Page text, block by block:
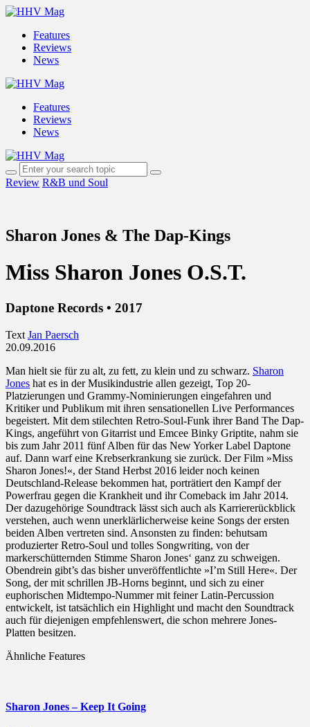
Features
Reviews
News
Features
Reviews
News
Review R&B und Soul
Sharon Jones & The Dap-Kings
Miss Sharon Jones O.S.T.
Daptone Records • 2017
Text Jan Paersch
20.09.2016
Man hielt sie für zu alt, zu fett, zu klein und zu schwarz. Sharon
Jones hat es in der Musikindustrie allen gezeigt, Top 20-
Platzierungen und Grammy-Nominierungen eingefahren und
Kritiker und Publikum mit ihren sensationellen Live Performances
begeistert. Mit dem stilechten Retro-Soul-Funk ihrer Band The Dap-
Kings, angeführt von Gitarrist und Emcee Binky Griptite, nahm sie
bis zum Jahr 2011 fünf Alben für das New Yorker Label Daptone
auf. Dann warf eine Krebserkrankung sie zurück. Der Film »Miss
Sharon Jones!«, der Stand Herbst 2016 leider noch keinen
Deutschland-Release bekommen hat, porträtiert den Kampf der
Powerfrau gegen die Krankheit und ihr Comeback im Jahr 2014.
Der dazugehörige Soundtrack lässt sich auch als Karriererückblick
verstehen, auch wenn unerklärlicherweise keine Songs der ersten
beiden Alben vertreten sind. Ansonsten zu finden: behutsam
produzierter Retro-Soul und tolles Songwriting, von der
markerschütternden Stimme Sharon Jones‘ ganz zu schweigen.
Obendrein gibt’s das bisher unveröffentlichte »I’m Still Here«. Der
Song, der mit schrillen JB-Horns beginnt, und sich zu einer
euphorischen Midtempo-Nummer mit feiner Latin-Percussion
entwickelt, ist tatsächlich ein Highlight und macht den Soundtrack
auch für diejenigen empfehlenswert, die schon mehrere Jones-
Platten besitzen.
Ähnliche Features
Sharon Jones – Keep It Going